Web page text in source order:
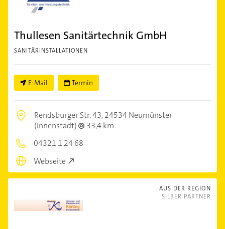
Thullesen Sanitärtechnik GmbH
SANITÄRINSTALLATIONEN
E-Mail Termin
Rendsburger Str. 43,24534 Neumünster
(Innenstadt)
33,4 km
04321 1 24 68
Webseite
AUS DER REGION
SILBER PARTNER